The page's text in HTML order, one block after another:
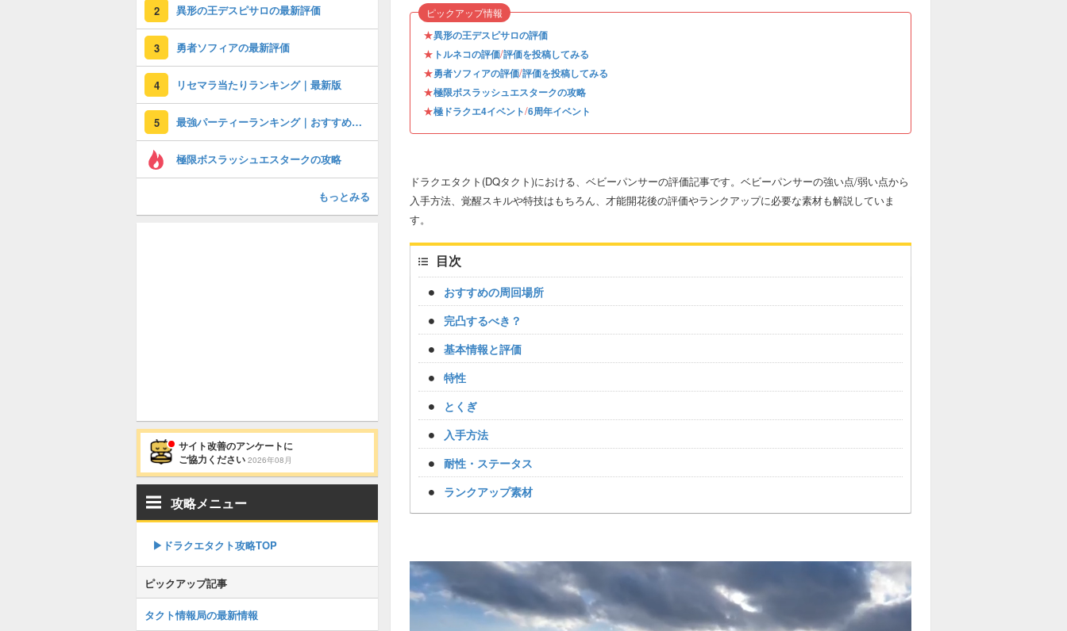
★異形の王デスピサロの評価
★ トルネコの評価/評価を投稿してみる
★勇者ソフィアの評価/評価を投稿してみる
★極限ボスラッシュエスタークの攻略
★極ドラクエ4イベント/6周年イベント
ピックアップ情報
ドラクエタクト(DQタクト)における、ベビーパンサーの評価記事です。ベビーパンサーの強い点/弱い点から
入手方法、覚醒スキルや特技はもちろん、才能開花後の評価やランクアップに必要な素材も解説していま
す。
目次
おすすめの周回場所
完凸するべき？
基本情報と評価
特性
とくぎ
入手方法
耐性・ステータス
ランクアップ素材
2 異形の王デスピサロの最新評価
3 勇者ソフィアの最新評価
4 リセマラ当たりランキング｜最新版
5 最強パーティーランキング｜おすすめ編成は？
極限ボスラッシュエスタークの攻略
もっとみる
サイト改善のアンケートに
ご協力ください 2026年08月
攻略メニュー
▶︎ドラクエタクト攻略TOP
ピックアップ記事
タクト情報局の最新情報